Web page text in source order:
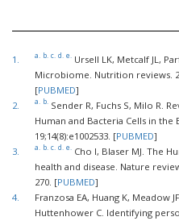
1. a. b. c. d. e. Ursell LK, Metcalf JL,
Microbiome. Nutrition reviews.
[PUBMED]
2.
a. b. Sender R, Fuchs S, Milo R.
Human and Bacteria Cells in the
19;14(8):e1002533. [PUBMED]
3.
a. b. c. d. e. Cho I, Blaser MJ. The
health and disease. Nature
270. [PUBMED]
4.
Franzosa EA, Huang K, Meadow
Huttenhower C. Identifying